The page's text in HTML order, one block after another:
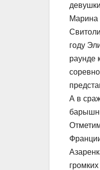
Марина
году
раунде
А в